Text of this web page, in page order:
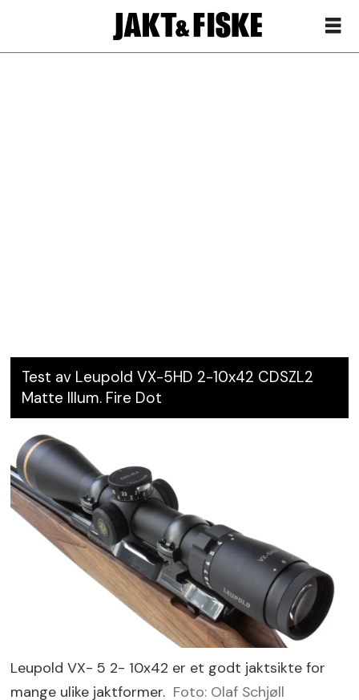
Test av Leupold VX-5HD 2-10x42 CDSZL2
Matte Illum. Fire Dot
Leupold VX- 5 2- 10x42 er et godt jaktsikte for
mange ulike jaktformer. Foto: Olaf Schjøll